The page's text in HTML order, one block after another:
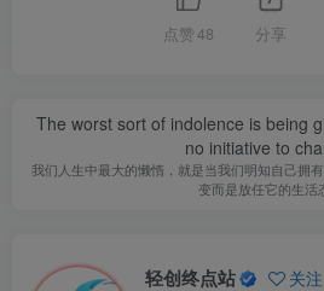
点赞 48 分享
The worst sort of indolence is being
no initiative to
我们人生中最大的懒惰，就是当我们明知自己拥
变而是放任它的生活
轻创终点站 关注